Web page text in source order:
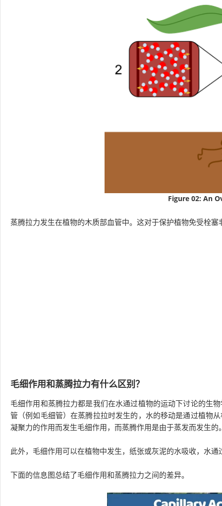
Figure 02: An
蒸腾拉力发生在植物的木质部血管中。这对于保护植物免受栓
毛细作用和蒸腾拉力有什么区别？
毛细作用和蒸腾拉力都是我们在水通过植物的运动下讨论的生
管（例如毛细管）在蒸腾拉拉时发生的，水的移动是通过植物
凝聚力的作用而发生毛细作用，而蒸腾作用是由于蒸发而发生的
此外，毛细作用可以在植物中发生，纸张或灰泥的水吸收，水
下面的信息图总结了毛细作用和蒸腾拉力之间的差异。